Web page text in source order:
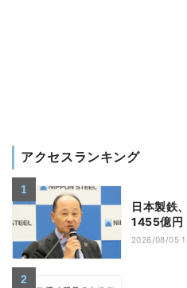
アクセスランキング
日本製鉄
1455億円
2026/08/05